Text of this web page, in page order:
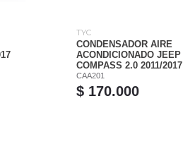
TYC
CONDENSADOR AIRE
ACONDICIONADO JEEP
COMPASS 2.0 2011/2017
CAA201
$ 170.000